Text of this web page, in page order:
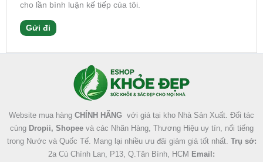
cho lần bình luận kế tiếp của tôi.
Website mua hàng CHÍNH HÃNG với giá tại kho Nhà Sản Xuất. Đối tác
cùng Dropii, Shopeevà các Nhãn Hàng, Thương Hiệu uy tín, nổi tiếng
trong Nước và Quốc Tế. Mang lại nhiều ưu đãi giảm giá tốt nhất. Trụ sở:
2a Cù Chính Lan, P13, Q.Tân Bình, HCM Email: